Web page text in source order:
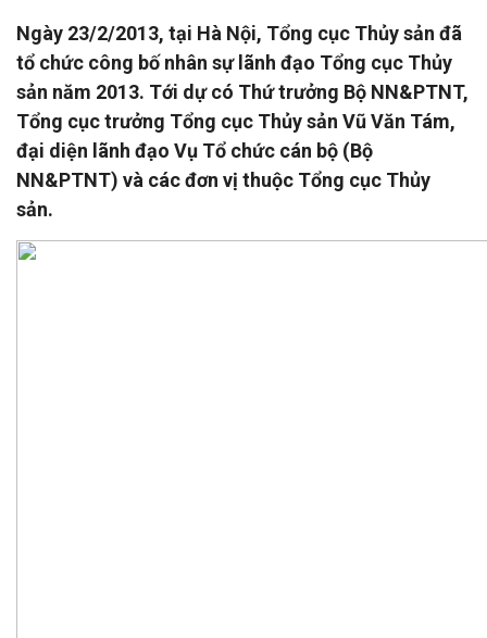
Ngày 23/2/2013, tại Hà Nội, Tổng cục Thủy sản đã
tổ chức công bố nhân sự lãnh đạo Tổng cục Thủy
sản năm 2013. Tới dự có Thứ trưởng Bộ NN&PTNT,
Tổng cục trưởng Tổng cục Thủy sản Vũ Văn Tám,
đại diện lãnh đạo Vụ Tổ chức cán bộ (Bộ
NN&PTNT) và các đơn vị thuộc Tổng cục Thủy
sản.